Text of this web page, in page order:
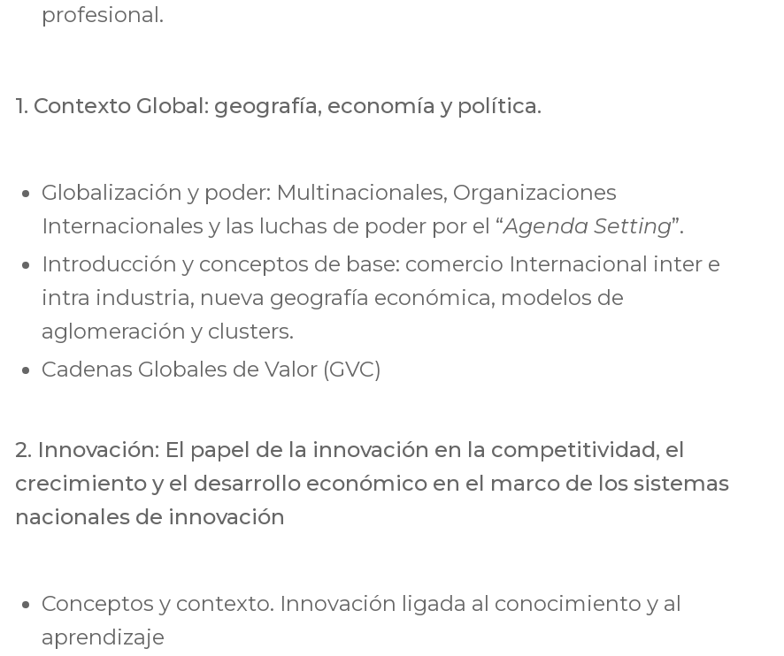
profesional.
1. Contexto Global: geografía, economía y política.
Globalización y poder: Multinacionales, Organizaciones
Internacionales y las luchas de poder por el “Agenda Setting”.
Introducción y conceptos de base: comercio Internacional inter e
intra industria, nueva geografía económica, modelos de
aglomeración y clusters.
Cadenas Globales de Valor (GVC)
2. Innovación: El papel de la innovación en la competitividad, el
crecimiento y el desarrollo económico en el marco de los sistemas
nacionales de innovación
Conceptos y contexto. Innovación ligada al conocimiento y al
aprendizaje